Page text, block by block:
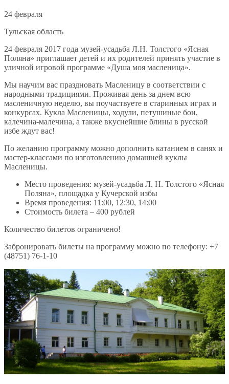
24 февраля
Тульская область
24 февраля 2017 года музей-усадьба Л.Н. Толстого «Ясная
Поляна» приглашает детей и их родителей принять участие в
уличной игровой программе «Душа моя масленица».
Мы научим вас праздновать Масленицу в соответствии с
народными традициями. Проживая день за днем всю
масленичную неделю, вы поучаствуете в старинных играх и
конкурсах. Кукла Масленицы, ходули, петушиные бои,
калечина-малечина, а также вкуснейшие блины в русской
избе ждут вас!
По желанию программу можно дополнить катанием в санях и
мастер-классами по изготовлению домашней куклы
Масленицы.
Место проведения: музей-усадьба Л. Н. Толстого «Ясная
Поляна», площадка у Кучерской избы
Время проведения: 11:00, 12:30, 14:00
Стоимость билета – 400 рублей
Количество билетов ограничено!
Забронировать билеты на программу можно по телефону: +7
(48751) 76-1-10